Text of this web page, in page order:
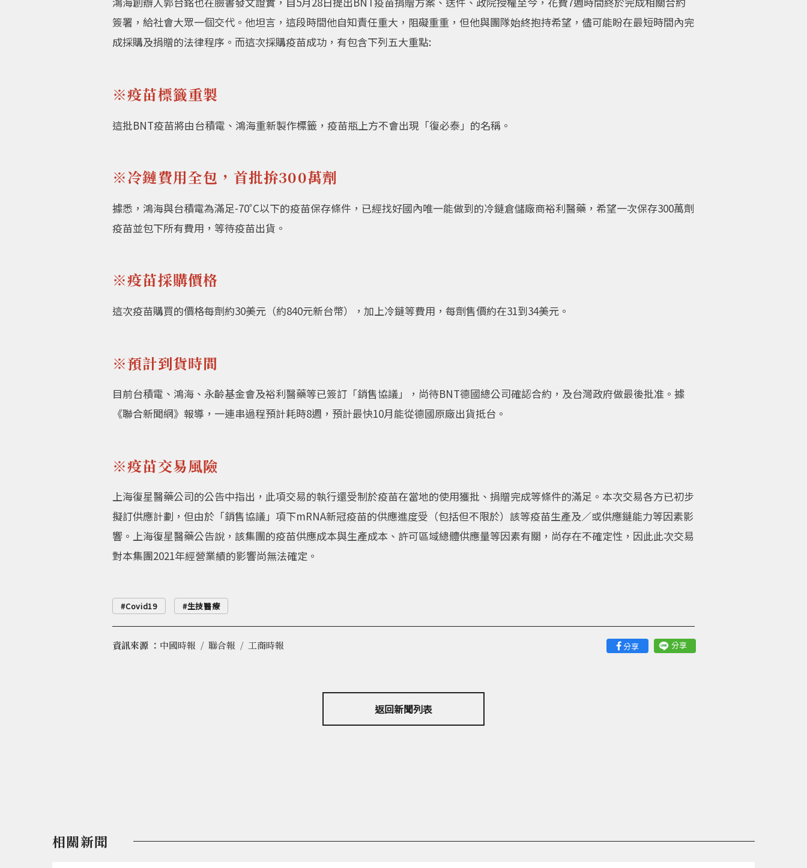
簽署，給社會大眾一個交代。他坦言，這段時間他自知責任重大，阻礙重重，但他與團隊始終抱持希望，儘可能盼在最短時間內完
成採購及捐贈的法律程序。而這次採購疫苗成功，有包含下列五大重點:
※疫苗標籤重製
這批BNT疫苗將由台積電、鴻海重新製作標籤，疫苗瓶上方不會出現「復必泰」的名稱。
※冷鏈費用全包，首批拚300萬劑
據悉，鴻海與台積電為滿足-70˚C以下的疫苗保存條件，已經找好國內唯一能做到的冷鏈倉儲廠商裕利醫藥，希望一次保存300萬劑
疫苗並包下所有費用，等待疫苗出貨。
※疫苗採購價格
這次疫苗購買的價格每劑約30美元（約840元新台幣），加上冷鏈等費用，每劑售價約在31到34美元。
※預計到貨時間
目前台積電、鴻海、永齡基金會及裕利醫藥等已簽訂「銷售協議」，尚待BNT德國總公司確認合約，及台灣政府做最後批准。據
《聯合新聞網》報導，一連串過程預計耗時8週，預計最快10月能從德國原廠出貨抵台。
※疫苗交易風險
上海復星醫藥公司的公告中指出，此項交易的執行還受制於疫苗在當地的使用獲批、捐贈完成等條件的滿足。本次交易各方已初步
擬訂供應計劃，但由於「銷售協議」項下mRNA新冠疫苗的供應進度受（包括但不限於）該等疫苗生產及／或供應鏈能力等因素影
響。上海復星醫藥公告說，該集團的疫苗供應成本與生產成本、許可區域總體供應量等因素有關，尚存在不確定性，因此此次交易
對本集團2021年經營業績的影響尚無法確定。
Covid19 生技醫療
分享 分享
資訊來源 ： 中國時報 聯合報 工商時報
返回新聞列表
相關新聞